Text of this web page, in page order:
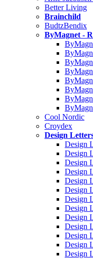
Better Living
Brainchild
BudtzBendix
ByMagnet -
Cool Nordic
Croydex
Design
Design
Design
Design
Design
Design
Design
Design
Design
Design
Design
Design
Design
Design